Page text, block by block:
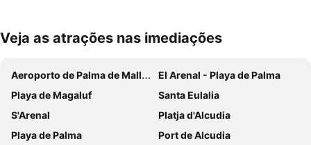
Ampliar mapa
Veja as atrações nas imediações
Aeroporto de Palma de Mallorca
El Arenal - Playa de Palma
Playa de Magaluf
Santa Eulalia
S'Arenal
Platja d'Alcudia
Playa de Palma
Port de Alcudia